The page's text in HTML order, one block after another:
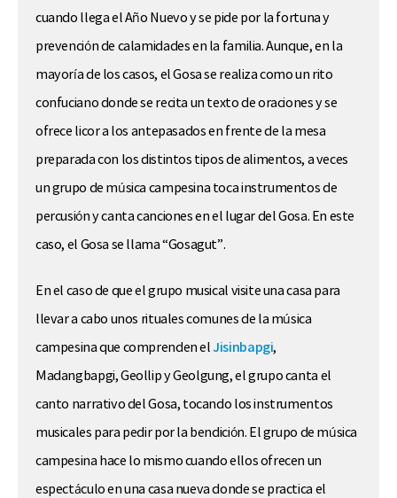
cuando llega el Año Nuevo y se pide por la fortuna y
prevención de calamidades en la familia. Aunque, en la
mayoría de los casos, el Gosa se realiza como un rito
confuciano donde se recita un texto de oraciones y se
ofrece licor a los antepasados en frente de la mesa
preparada con los distintos tipos de alimentos, a veces
un grupo de música campesina toca instrumentos de
percusión y canta canciones en el lugar del Gosa. En este
caso, el Gosa se llama “Gosagut”.
En el caso de que el grupo musical visite una casa para
llevar a cabo unos rituales comunes de la música
campesina que comprenden elJisinbapgi,
Madangbapgi, Geollip y Geolgung, el grupo canta el
canto narrativo del Gosa, tocando los instrumentos
musicales para pedir por la bendición. El grupo de música
campesina hace lo mismo cuando ellos ofrecen un
espectáculo en una casa nueva donde se practica el